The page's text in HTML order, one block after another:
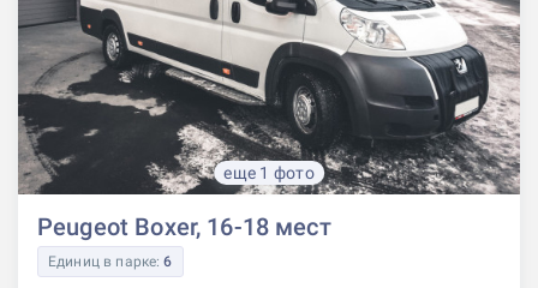
еще 1 фото
Peugeot Boxer, 16-18 мест
Единиц в парке:6